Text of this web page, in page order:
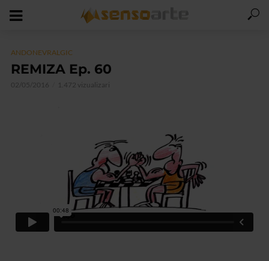
ANDONEVRALGIC
REMIZA Ep. 60
02/05/2016 1.472 vizualizari